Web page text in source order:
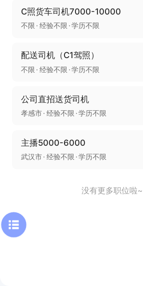
C照货车司机7000-10000
不限 经验不限 学历不限
配送司机（C1驾照）
不限 经验不限 学历不限
公司直招送货司机
孝感市 经验不限 学历不限
主播5000-6000
武汉市 经验不限 学历不限
没有更多职位啦~